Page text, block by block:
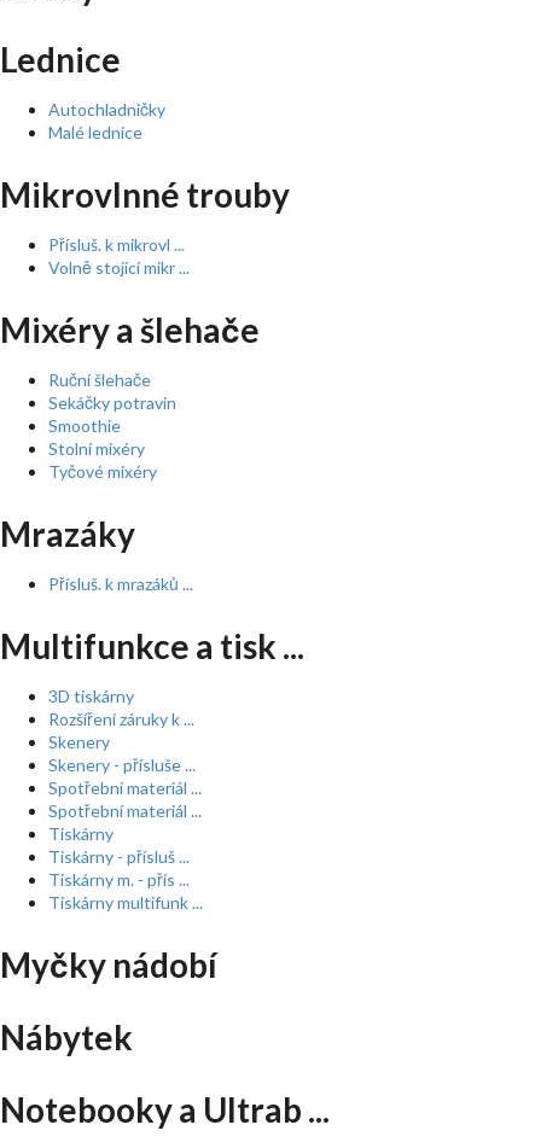
Lednice
Autochladničky
Malé lednice
Mikrovlnné trouby
Přísluš. k mikrovl ...
Volně stojící mikr ...
Mixéry a šlehače
Ruční šlehače
Sekáčky potravin
Smoothie
Stolní mixéry
Tyčové mixéry
Mrazáky
Přísluš. k mrazáků ...
Multifunkce a tisk ...
3D tiskárny
Rozšíření záruky k ...
Skenery
Skenery - přísluše ...
Spotřební materiál ...
Spotřební materiál ...
Tiskárny
Tiskárny - přísluš ...
Tiskárny m. - přís ...
Tiskárny multifunk ...
Myčky nádobí
Nábytek
Notebooky a Ultrab ...